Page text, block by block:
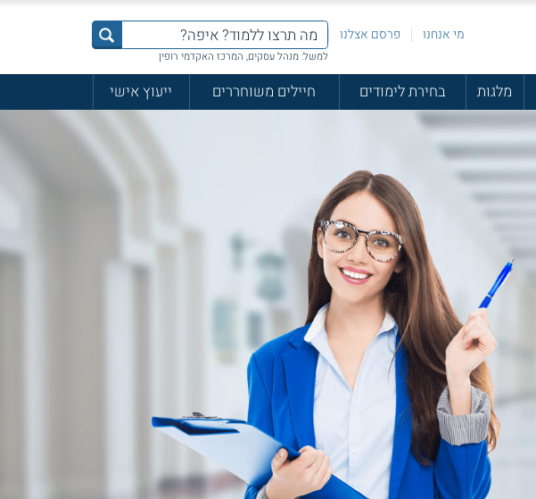
מי אנחנו פרסם אצלנו
למשל: מנהל עסקים, המרכז האקדמי רופין
מלגות בחירת לימודים חיילים משוחררים
ייעוץ אישי